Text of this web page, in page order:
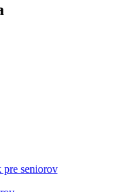
pre seniorov